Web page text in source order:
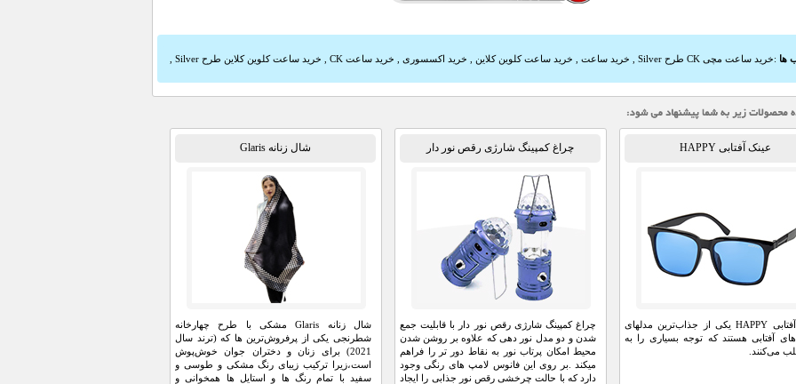
ها :خرید ساعت مچی CK طرح Silver خرید ساعت خرید ساعت کلوین کلاین خرید اکسسوری خرید ساعت CK خرید ساعت کلوین کلاین طرح Silver
عینک آفتابی HAPPY
عینک آفتابی HAPPY یکی از جذاب‌ترین مدلهای
آفتابی هستند که توجه بسیاری را به
می‌کنند.
چراغ کمپینگ شارژی رقص نور دار
چراغ کمپینگ شارژی رقص نور دار با قابلیت جمع
شدن و دو مدل نور دهی که علاوه بر روشن شدن
محیط امکان پرتاب نور به نقاط دور تر را فراهم
میکند .بر روی این فانوس لامپ های رنگی وجود
دارد که با حالت چرخشی رقص نور جذابی را ایجاد
شال زنانه Glaris
شال زنانه Glaris مشکی با طرح چهارخانه
شطرنجی یکی از پرفروش‌ترین ها که (ترند سال
2021) برای زنان و دختران جوان خوش‌پوش
است،زیرا ترکیب زیبای رنگ مشکی و طوسی و
سفید با تمام رنگ ها و استایل ها همخوانی و